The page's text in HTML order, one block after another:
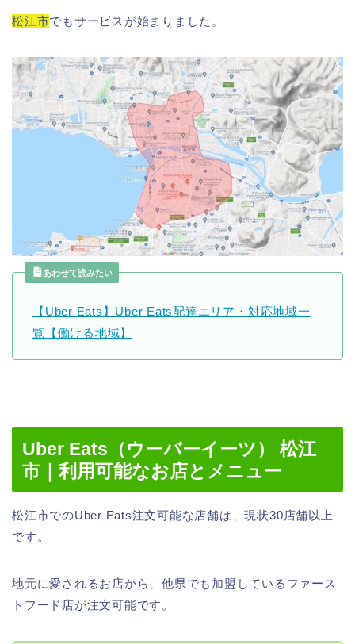
松江市でもサービスが始まりました。
あわせて読みたい
【Uber Eats】Uber Eats配達エリア・対応地域一
覧【働ける地域】
Uber Eats（ウーバーイーツ） 松江
市｜利用可能なお店とメニュー
松江市でのUber Eats注文可能な店舗は、現状30店舗以上
です。
地元に愛されるお店から、他県でも加盟しているファース
トフード店が注文可能です。